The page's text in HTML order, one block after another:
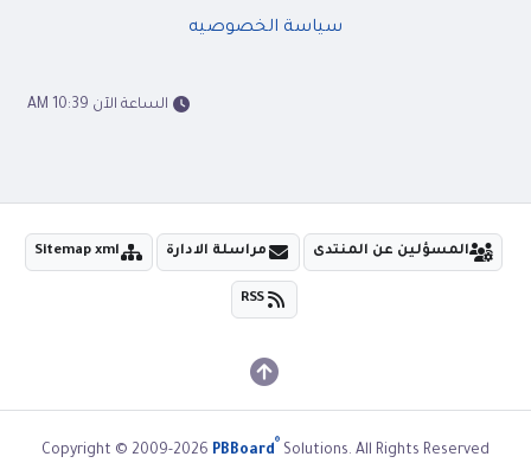
سياسة الخصوصيه
الساعة الآن 10:39 AM
المسؤلين عن المنتدى مراسلة الادارة Sitemap xml
RSS
Copyright © 2009-2026 PBBoard® Solutions. All Rights Reserved